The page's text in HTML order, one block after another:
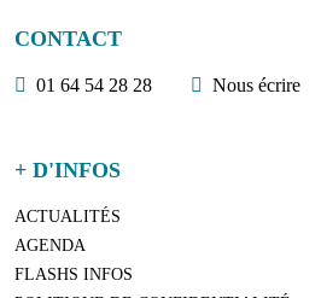
CONTACT
01 64 54 28 28 Nous écrire
+ D'INFOS
ACTUALITÉS
AGENDA
FLASHS INFOS